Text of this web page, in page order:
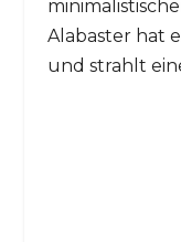
Alabaster hat
und strahlt